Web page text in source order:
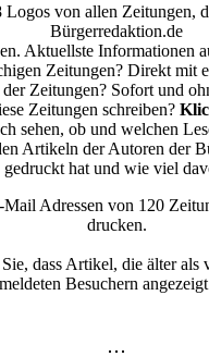
Logos von allen Zeitungen,
Bürgerredaktion.de
Aktuellste Informationen
Zeitungen? Direkt mit
Zeitungen? Sofort und
Zeitungen schreiben?
sehen, ob und welchen
Artikeln der Autoren der
gedruckt hat und wie viel
Mail Adressen von 120
drucken.
dass Artikel, die älter als
Besuchern